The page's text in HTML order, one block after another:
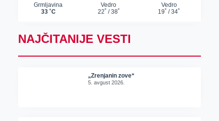
NAJČITANIJE VESTI
„Zrenjanin zove“
5. avgust 2026.